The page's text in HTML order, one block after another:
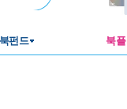
북펀드 북플